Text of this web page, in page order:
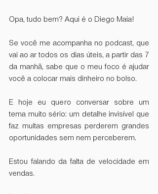
Opa, tudo bem? Aqui é o Diego Maia!
Se você me acompanha no podcast, que
vai ao ar todos os dias úteis, a partir das 7
da manhã, sabe que o meu foco é ajudar
você a colocar mais dinheiro no bolso.
E hoje eu quero conversar sobre um
tema muito sério: um detalhe invisível que
faz muitas empresas perderem grandes
oportunidades sem nem perceberem.
Estou falando da falta de velocidade em
vendas.